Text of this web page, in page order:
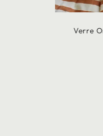
Verre